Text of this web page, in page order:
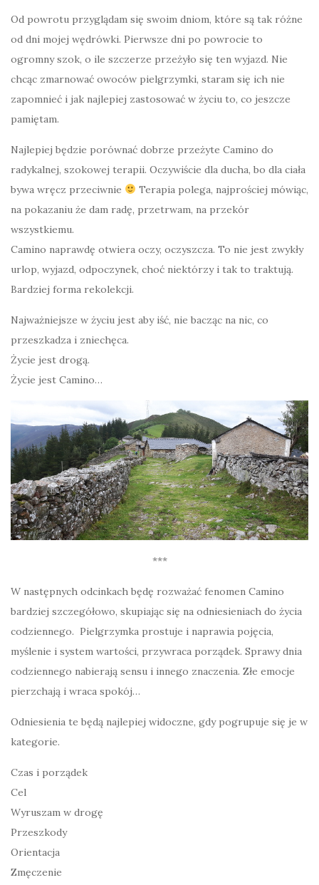
Od powrotu przyglądam się swoim dniom, które są tak różne
od dni mojej wędrówki. Pierwsze dni po powrocie to
ogromny szok, o ile szczerze przeżyło się ten wyjazd. Nie
chcąc zmarnować owoców pielgrzymki, staram się ich nie
zapomnieć i jak najlepiej zastosować w życiu to, co jeszcze
pamiętam.
Najlepiej będzie porównać dobrze przeżyte Camino do
radykalnej, szokowej terapii. Oczywiście dla ducha, bo dla ciała
bywa wręcz przeciwnie
Terapia polega, najprościej mówiąc,
na pokazaniu że dam radę, przetrwam, na przekór
wszystkiemu.
Camino naprawdę otwiera oczy, oczyszcza. To nie jest zwykły
urlop, wyjazd, odpoczynek, choć niektórzy i tak to traktują.
Bardziej forma rekolekcji.
Najważniejsze w życiu jest aby iść, nie bacząc na nic, co
przeszkadza i zniechęca.
Życie jest drogą.
Życie jest Camino…
***
W następnych odcinkach będę rozważać fenomen Camino
bardziej szczegółowo, skupiając się na odniesieniach do życia
codziennego. Pielgrzymka prostuje i naprawia pojęcia,
myślenie i system wartości, przywraca porządek. Sprawy dnia
codziennego nabierają sensu i innego znaczenia. Złe emocje
pierzchają i wraca spokój…
Odniesienia te będą najlepiej widoczne, gdy pogrupuje się je w
kategorie.
Czas i porządek
Cel
Wyruszam w drogę
Przeszkody
Orientacja
Zmęczenie